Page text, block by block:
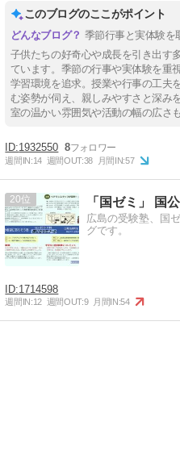
このブログのここがポイント
季節行事と実体験を
子供たちの好奇心や成長を引き出す
ています。季節の行事や実体験を重
学習環境を追求。授業や行事の工夫
む姿勢が伺え、親しみやすさと深み
室の温かい雰囲気や活動の幅の広さ
1932550 8
週間IN:14 週間OUT:38 月間IN:57
20 「国ゼミ」 国
広島の受験塾、国
グです。
1714598
週間IN:12 週間OUT:9 月間IN:54